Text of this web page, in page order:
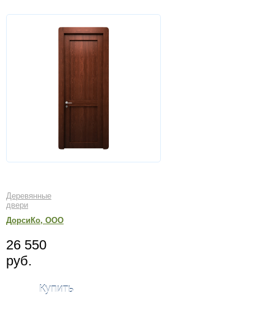
Деревянные
двери
ДорсиКо, ООО
26 550
руб.
Купить